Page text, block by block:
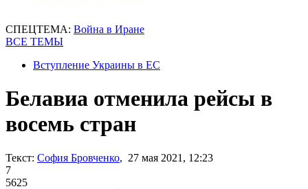
СПЕЦТЕМА: Война в Иране
ВСЕ ТЕМЫ
Вступление Украины в ЕС
Белавиа отменила рейсы в
восемь стран
Текст: София Бровченко, 27 мая 2021, 12:23
7
5625